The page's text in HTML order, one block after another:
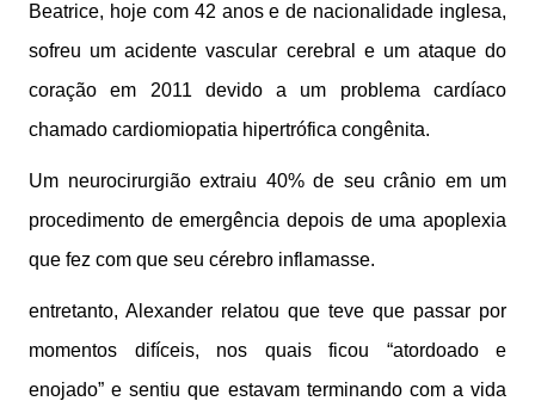
Beatrice, hoje com 42 anos e de nacionalidade inglesa,
sofreu um acidente vascular cerebral e um ataque do
coração em 2011 devido a um problema cardíaco
chamado cardiomiopatia hipertrófica congênita.
Um neurocirurgião extraiu 40% de seu crânio em um
procedimento de emergência depois de uma apoplexia
que fez com que seu cérebro inflamasse.
entretanto, Alexander relatou que teve que passar por
momentos difíceis, nos quais ficou “atordoado e
enojado” e sentiu que estavam terminando com a vida